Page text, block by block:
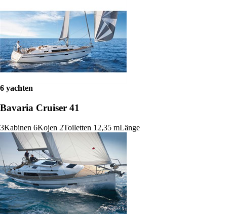
6 yachten
Bavaria Cruiser 41
3Kabinen 6Kojen 2Toiletten 12,35 mLänge